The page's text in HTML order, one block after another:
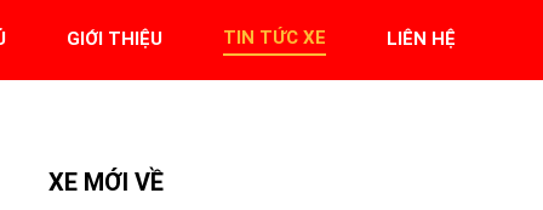
GIỚI THIỆU TIN TỨC XE LIÊN HỆ
XE MỚI VỀ